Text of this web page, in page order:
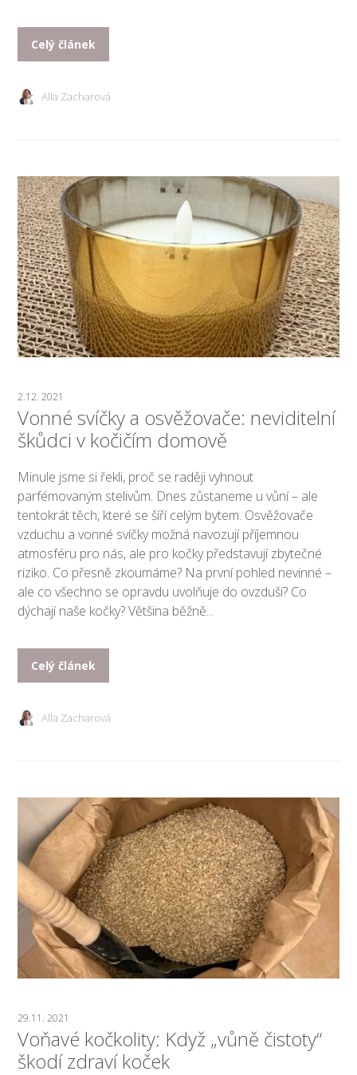
Celý článek
Alla Zacharová
2.12. 2021
Vonné svíčky a osvěžovače: neviditelní
škůdci v kočičím domově
Minule jsme si řekli, proč se raději vyhnout
parfémovaným stelivům. Dnes zůstaneme u vůní – ale
tentokrát těch, které se šíří celým bytem. Osvěžovače
vzduchu a vonné svíčky možná navozují příjemnou
atmosféru pro nás, ale pro kočky představují zbytečné
riziko. Co přesně zkoumáme? Na první pohled nevinné –
ale co všechno se opravdu uvolňuje do ovzduší? Co
dýchají naše kočky? Většina běžně...
Celý článek
Alla Zacharová
29.11. 2021
Voňavé kočkolity: Když „vůně čistoty“
škodí zdraví koček